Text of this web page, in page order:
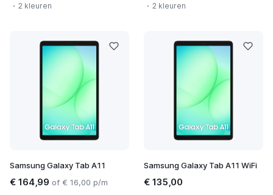
2 kleuren 2 kleuren
Samsung Galaxy Tab A11
€ 164,99 of € 16,00 p/m
Samsung Galaxy Tab A11 WiFi
€ 135,00